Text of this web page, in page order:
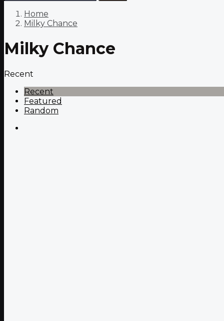
Home
Milky Chance
Milky Chance
Recent
Recent
Featured
Random